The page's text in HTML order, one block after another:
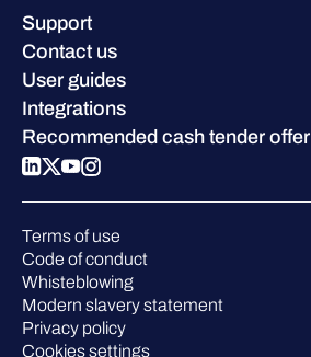
Careers
Sustainability
Compare us
Success stories
W/Labs
Blog
Podcasts
Events
Webinars
Pressroom
Support
Contact us
User guides
Integrations
Recommended cash tender offer
Terms of use
Code of conduct
Whisteblowing
Modern slavery statement
Privacy policy
Cookies settings